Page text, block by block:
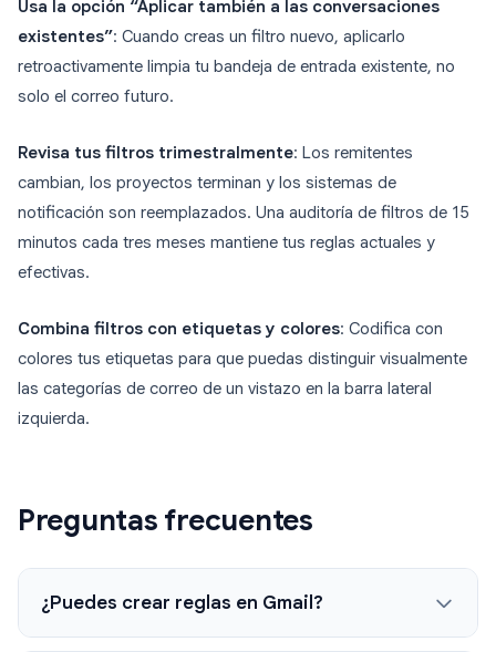
Usa la opción “Aplicar también a las conversaciones
existentes”: Cuando creas un filtro nuevo, aplicarlo
retroactivamente limpia tu bandeja de entrada existente, no
solo el correo futuro.
Revisa tus filtros trimestralmente: Los remitentes
cambian, los proyectos terminan y los sistemas de
notificación son reemplazados. Una auditoría de filtros de 15
minutos cada tres meses mantiene tus reglas actuales y
efectivas.
Combina filtros con etiquetas y colores: Codifica con
colores tus etiquetas para que puedas distinguir visualmente
las categorías de correo de un vistazo en la barra lateral
izquierda.
Preguntas frecuentes
¿Puedes crear reglas en Gmail?